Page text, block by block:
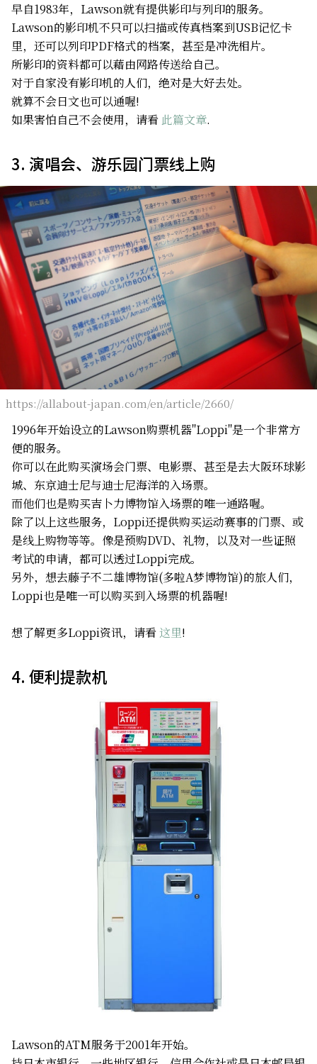
早自1983年，Lawson就有提供影印与列印的服务。
Lawson的影印机不只可以扫描或传真档案到USB记忆卡
里，还可以列印PDF格式的档案，甚至是冲洗相片。
所影印的资料都可以藉由网路传送给自己。
对于自家没有影印机的人们，绝对是大好去处。
就算不会日文也可以通喔!
如果害怕自己不会使用，请看 此篇文章.
3. 演唱会、游乐园门票线上购
https://allabout-japan.com/en/article/2660/
1996年开始设立的Lawson购票机器"Loppi"是一个非常方
便的服务。
你可以在此购买演场会门票、电影票、甚至是去大阪环球影
城、东京迪士尼与迪士尼海洋的入场票。
而他们也是购买吉卜力博物馆入场票的唯一通路喔。
除了以上这些服务，Loppi还提供购买运动赛事的门票、或
是线上购物等等。像是预购DVD、礼物，以及对一些证照
考试的申请，都可以透过Loppi完成。
另外，想去藤子不二雄博物馆(多啦A梦博物馆)的旅人们，
Loppi也是唯一可以购买到入场票的机器喔!
想了解更多Loppi资讯，请看这里!
4. 便利提款机
Lawson的ATM服务于2001年开始。